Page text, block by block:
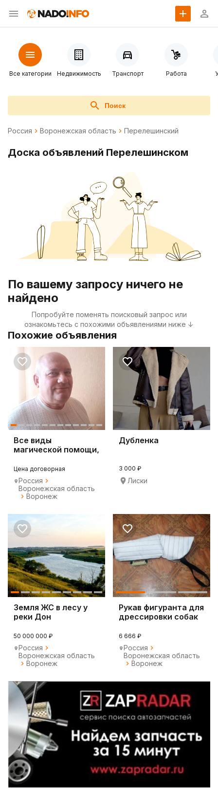
Все категории Недвижимость Транспорт Работа
Поиск
Россия Воронежская область Перелешинский
Доска объявлений Перелешинском
По вашему запросу ничего не
найдено
Попробуйте поменять поисковый запрос или
ознакомьтесь с похожими объявлениями ниже ↓
Похожие объявления
Все виды
магической помощи,
Цена договорная
Россия
Воронежская область
Воронеж
Дубленка
3 000 ₽
Лиски
Земля ЖС в лесу у
реки Дон
50 000 000 ₽
Россия
Воронежская область
Воронеж
Рукав фигуранта для
дрессировки собак
6 666 ₽
Россия
Воронежская область
Воронеж